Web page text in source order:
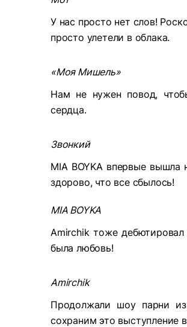
У нас просто нет слов!
просто улетели в облака.
«Моя Мишель»
Нам не нужен повод,
сердца.
Звонкий
MIA BOYKA впервые вышла
здорово, что все сбылось!
MIA BOYKA
Amirchik тоже
была любовь!
Amirchik
Продолжали шоу парни
сохраним это выступление